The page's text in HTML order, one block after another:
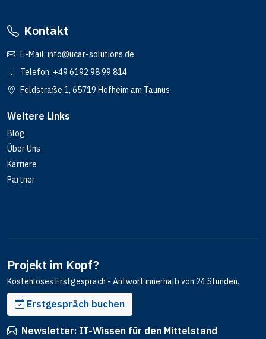
Kontakt
E-Mail: info@ucar-solutions.de
Telefon: +49 6192 98 99 814
Feldstraße 1, 65719 Hofheim am Taunus
Weitere Links
Blog
Über Uns
Karriere
Partner
Projekt im Kopf?
Kostenloses Erstgespräch - Antwort innerhalb von 24 Stunden.
Erstgespräch buchen
Newsletter: IT-Wissen für den Mittelstand